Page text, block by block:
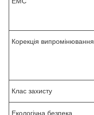
Корекція випромінювання
Клас захисту
Екологічна безпека